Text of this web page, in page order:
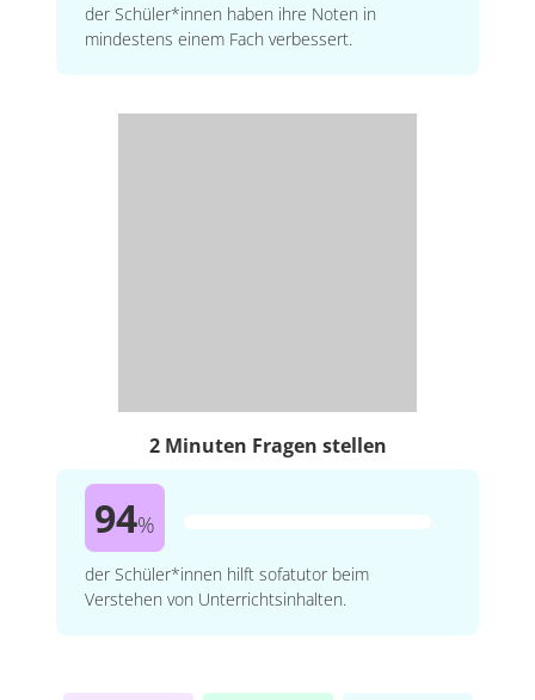
der Schüler*innen haben ihre Noten in
mindestens einem Fach verbessert.
2 Minuten Fragen stellen
94%
der Schüler*innen hilft sofatutor beim
Verstehen von Unterrichtsinhalten.